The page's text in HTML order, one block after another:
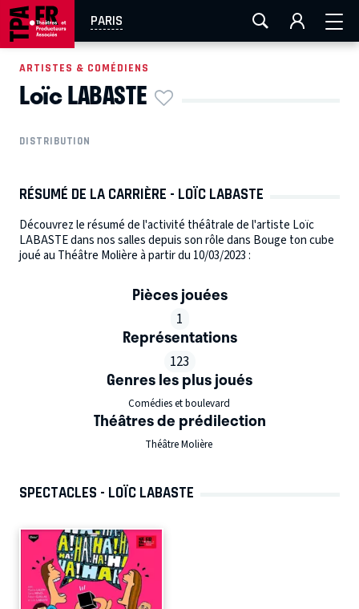
PARIS
AIX-MARSEILLE LA ROCHELLE
EN TOURNÉE
ARTISTES & COMÉDIENS
Loïc LABASTE
DISTRIBUTION
RÉSUMÉ DE LA CARRIÈRE - LOÏC LABASTE
Découvrez le résumé de l'activité théâtrale de l'artiste Loïc
LABASTE dans nos salles depuis son rôle dans Bouge ton cube
joué au Théâtre Molière à partir du 10/03/2023 :
Pièces jouées
1
Représentations
123
Genres les plus joués
Comédies et boulevard
Théâtres de prédilection
Théâtre Molière
SPECTACLES - LOÏC LABASTE